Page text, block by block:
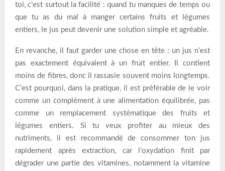
toi, c’est surtout la facilité : quand tu manques de temps ou
que tu as du mal à manger certains fruits et légumes
entiers, le jus peut devenir une solution simple et agréable.
En revanche, il faut garder une chose en tête : un jus n’est
pas exactement équivalent à un fruit entier. Il contient
moins de fibres, donc il rassasie souvent moins longtemps.
C’est pourquoi, dans la pratique, il est préférable de le voir
comme un complément à une alimentation équilibrée, pas
comme un remplacement systématique des fruits et
légumes entiers. Si tu veux profiter au mieux des
nutriments, il est recommandé de consommer ton jus
rapidement après extraction, car l’oxydation finit par
dégrader une partie des vitamines, notamment la vitamine